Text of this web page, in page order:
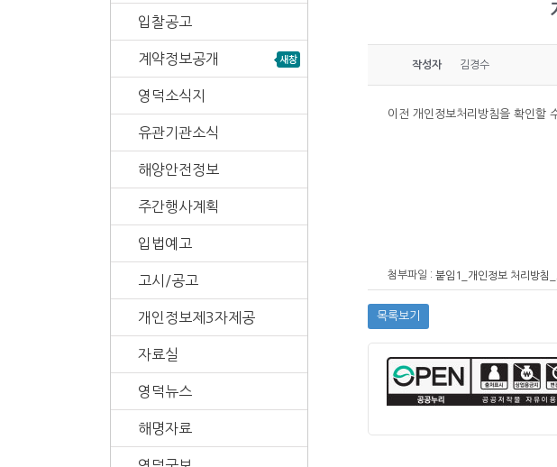
작성자 김경수
이전 개인정보처리방침을 확인할
첨부파일 : 붙임1_개인정보 처리방
목록보기
입찰공고
계약정보공개
영덕소식지
유관기관소식
해양안전정보
주간행사계획
입법예고
고시/공고
개인정보제3자제공
자료실
영덕뉴스
해명자료